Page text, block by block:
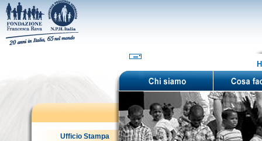
Ufficio Stampa